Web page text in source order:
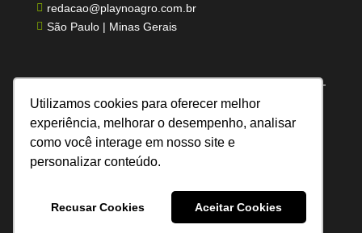
Utilizamos cookies para oferecer melhor
experiência, melhorar o desempenho, analisar
como você interage em nosso site e
personalizar conteúdo.
Recusar Cookies Aceitar Cookies
 redacao@playnoagro.com.br
 São Paulo | Minas Gerais
Todos os direitos reservados | Feito por UN